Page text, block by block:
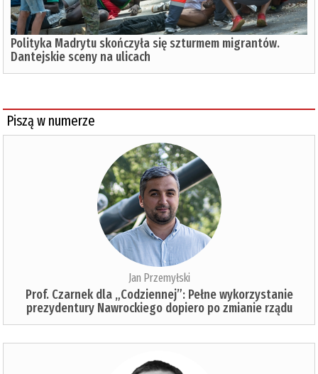
Polityka Madrytu skończyła się szturmem migrantów.
Dantejskie sceny na ulicach
Piszą w numerze
Jan Przemyłski
Prof. Czarnek dla „Codziennej”: Pełne wykorzystanie
prezydentury Nawrockiego dopiero po zmianie rządu